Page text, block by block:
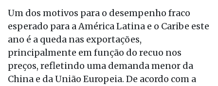
Um dos motivos para o desempenho fraco
esperado para a América Latina e o Caribe este
ano é a queda nas exportações,
principalmente em função do recuo nos
preços, refletindo uma demanda menor da
China e da União Europeia. De acordo com a